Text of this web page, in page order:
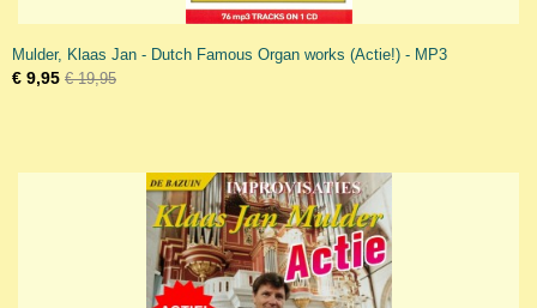
Mulder, Klaas Jan - Dutch Famous Organ works (Actie!) - MP3
€ 9,95 € 19,95